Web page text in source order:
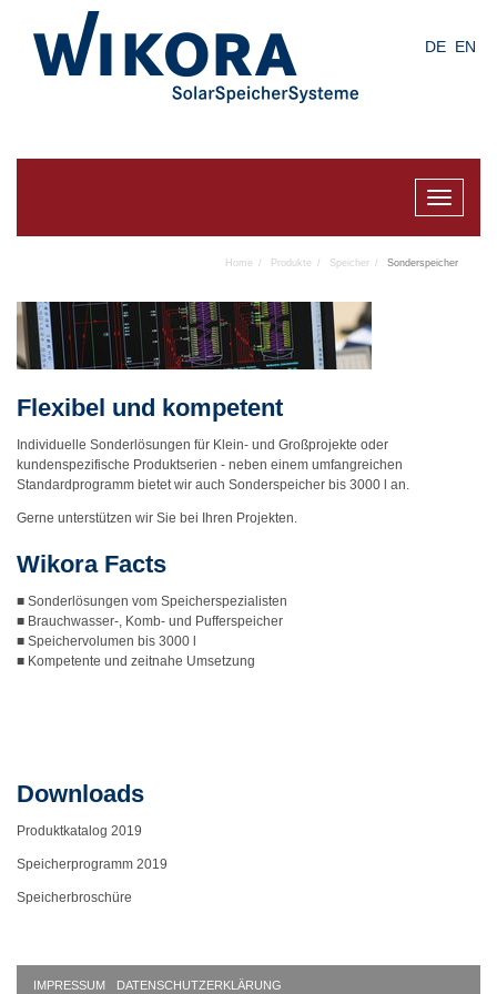
DE EN
Toggle
Home Produkte Speicher Sonderspeicher
Flexibel und kompetent
Individuelle Sonderlösungen für Klein- und Großprojekte oder
kundenspezifische Produktserien - neben einem umfangreichen
Standardprogramm bietet wir auch Sonderspeicher bis 3000 l an.
Gerne unterstützen wir Sie bei Ihren Projekten.
Wikora Facts
■ Sonderlösungen vom Speicherspezialisten
■ Brauchwasser-, Komb- und Pufferspeicher
■ Speichervolumen bis 3000 l
■ Kompetente und zeitnahe Umsetzung
Downloads
Produktkatalog 2019
Speicherprogramm 2019
Speicherbroschüre
IMPRESSUM DATENSCHUTZERKLÄRUNG